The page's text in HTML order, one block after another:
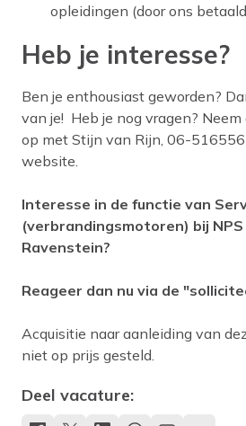
opleidingen (door ons
Heb je interesse?
Ben je enthousiast geworden?
van je! Heb je nog vragen?
op met Stijn van Rijn, 06-
website.
Interesse in de functie van
(verbrandingsmotoren) bij NPS
Ravenstein?
Reageer dan nu via de
Acquisitie naar aanleiding van
niet op prijs gesteld.
Deel vacature: